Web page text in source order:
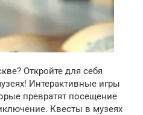
Откройте для себя
Интерактивные игры
превратят посещение
Квесты в музеях